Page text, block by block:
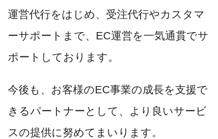
運営代行をはじめ、受注代行やカスタマ
ーサポートまで、EC運営を一気通貫でサ
ポートしております。
今後も、お客様のEC事業の成長を支援で
きるパートナーとして、より良いサービ
スの提供に努めてまいります。